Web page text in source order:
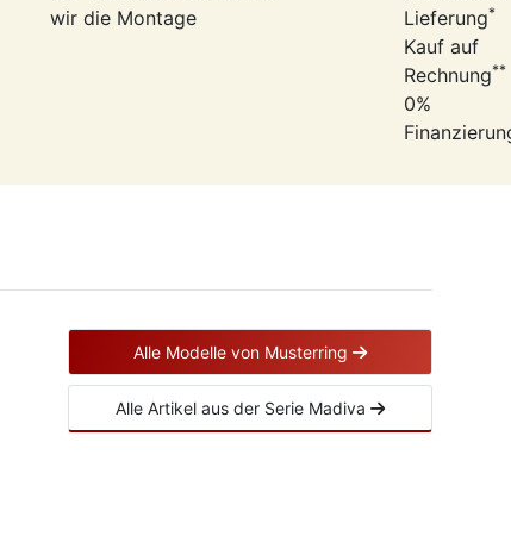
wir die Montage
Lieferung*
Kauf auf
Rechnung**
0%
Alle Modelle von Musterring
Alle Artikel aus der Serie Madiva